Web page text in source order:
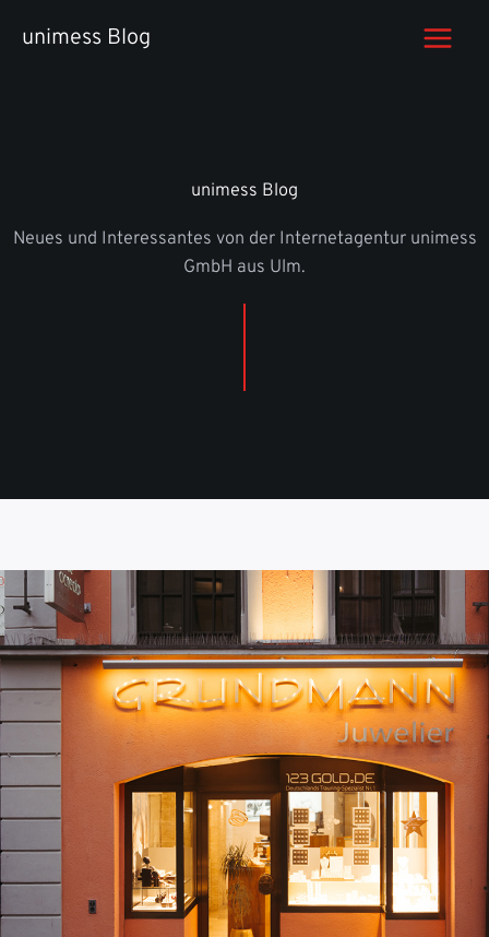
Inhaltunimess Blog
unimess Blog
Neues und Interessantes von der Internetagentur unimess
GmbH aus Ulm.
SEITE
SEITESEITESEITE